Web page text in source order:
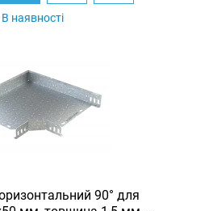
В наявності
90° для